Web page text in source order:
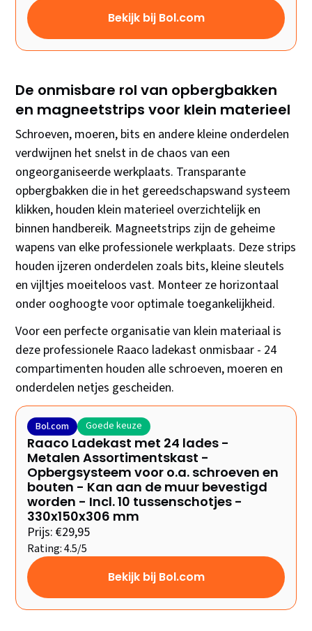
Bekijk bij Bol.com
De onmisbare rol van opbergbakken
en magneetstrips voor klein materieel
Schroeven, moeren, bits en andere kleine onderdelen
verdwijnen het snelst in de chaos van een
ongeorganiseerde werkplaats. Transparante
opbergbakken die in het gereedschapswand systeem
klikken, houden klein materieel overzichtelijk en
binnen handbereik. Magneetstrips zijn de geheime
wapens van elke professionele werkplaats. Deze strips
houden ijzeren onderdelen zoals bits, kleine sleutels
en vijltjes moeiteloos vast. Monteer ze horizontaal
onder ooghoogte voor optimale toegankelijkheid.
Voor een perfecte organisatie van klein materiaal is
deze professionele Raaco ladekast onmisbaar - 24
compartimenten houden alle schroeven, moeren en
onderdelen netjes gescheiden.
Bol.com Goede keuze
Raaco Ladekast met 24 lades -
Metalen Assortimentskast -
Opbergsysteem voor o.a. schroeven en
bouten - Kan aan de muur bevestigd
worden - Incl. 10 tussenschotjes -
330x150x306 mm
Prijs: €29,95
Rating: 4.5/5
Bekijk bij Bol.com